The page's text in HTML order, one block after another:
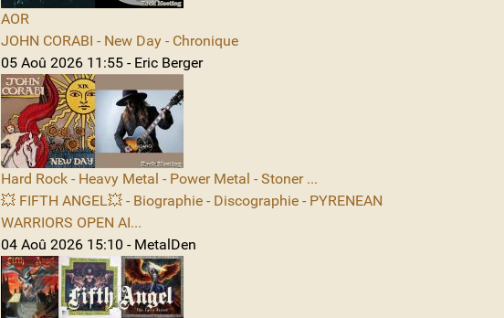
AOR
JOHN CORABI - New Day - Chronique
05 Aoû 2026 11:55 - Eric Berger
Hard Rock - Heavy Metal - Power Metal - Stoner ...
💥 FIFTH ANGEL💥 - Biographie - Discographie - PYRENEAN
WARRIORS OPEN AI...
04 Aoû 2026 15:10 - MetalDen